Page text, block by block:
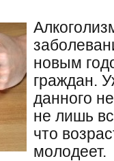
новым
граждан.
данного
не лишь
что
молодеет.